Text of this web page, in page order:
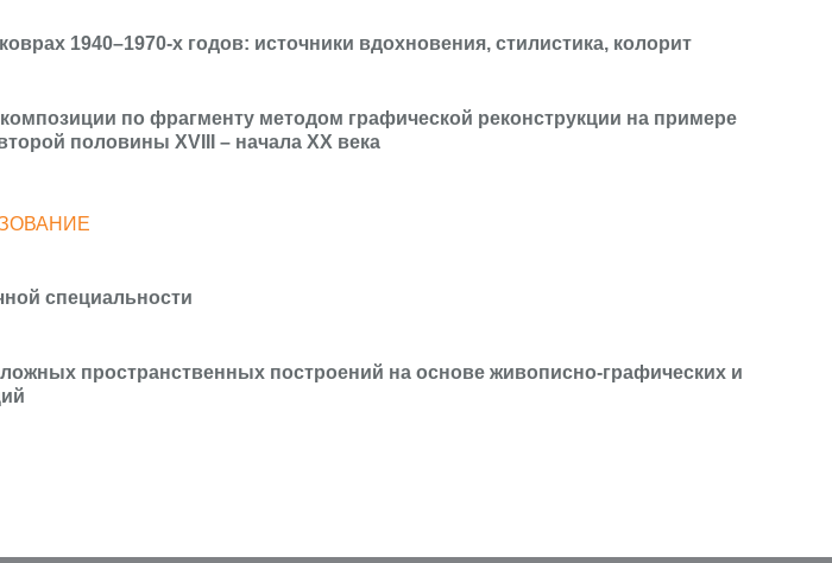
1940–1970-х годов: источники вдохновения, стилистика, колорит
по фрагменту методом графической реконструкции на примере
половины XVIII – начала XX века
специальности
пространственных построений на основе живописно-графических и